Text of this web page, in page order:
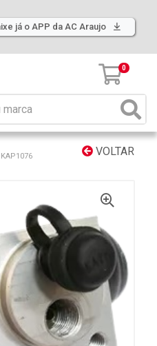
já o APP da AC Araujo
0
VOLTAR